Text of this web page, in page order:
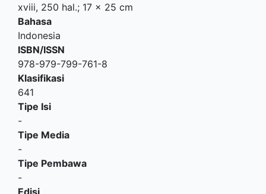
xviii, 250 hal.; 17 x 25 cm
Bahasa
Indonesia
ISBN/ISSN
978-979-799-761-8
Klasifikasi
641
Tipe Isi
-
Tipe Media
-
Tipe Pembawa
-